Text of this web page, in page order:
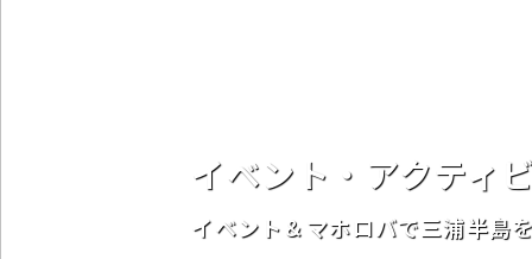
イベント・アクティ
イベント＆マホロバで三浦半島